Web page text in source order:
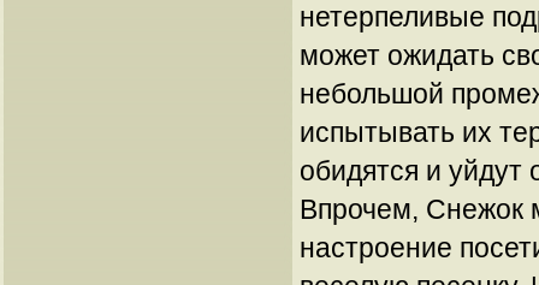
нетерпеливые
может ожидать
небольшой
испытывать их
обидятся и уйдут
Впрочем, Снежок
настроение